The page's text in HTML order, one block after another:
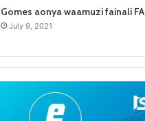
Gomes aonya waamuzi fainali FA
July 9, 2021